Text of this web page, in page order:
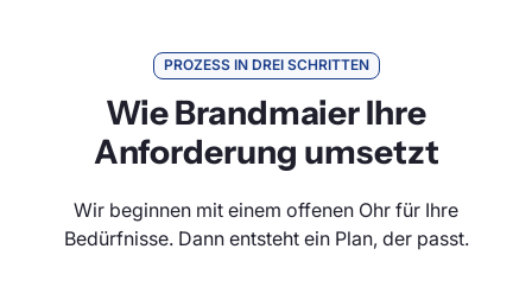
PROZESS IN DREI SCHRITTEN
Wie Brandmaier Ihre
Anforderung umsetzt
Wir beginnen mit einem offenen Ohr für Ihre
Bedürfnisse. Dann entsteht ein Plan, der passt.